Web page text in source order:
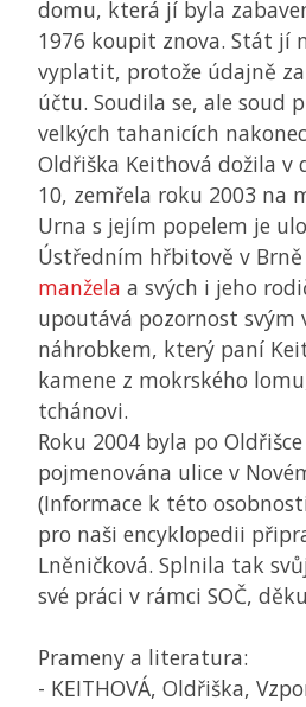
domu, která jí byla
1976 koupit znova. Stát jí
vyplatit, protože údajně
účtu. Soudila se, ale soud
velkých tahanicích
Oldřiška Keithová dožila v
10, zemřela roku 2003 na
Urna s jejím popelem je
Ústředním hřbitově v
manžela a svých i jeho
upoutává pozornost svým
náhrobkem, který paní
kamene z mokrského
tchánovi.
Roku 2004 byla po
pojmenována ulice v
(Informace k této
pro naši encyklopedii
Lněničková. Splnila tak
své práci v rámci SOČ,
Prameny a literatura:
- KEITHOVÁ, Oldřiška,